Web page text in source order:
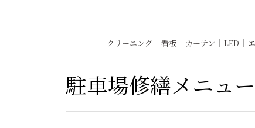
クリーニング 看板 カーテン LED
駐車場修繕メニュー